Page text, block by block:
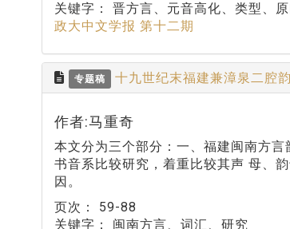
关键字： 晋方言、元音高化、类型、
政大中文学报 第十二期
专题稿 十九世纪末福建兼漳泉二腔
作者:马重奇
本文分为三个部分：一、福建闽南方
书音系比较研究，着重比较其声 母、
因。
页次： 59-88
关键字： 闽南方言、词汇、研究